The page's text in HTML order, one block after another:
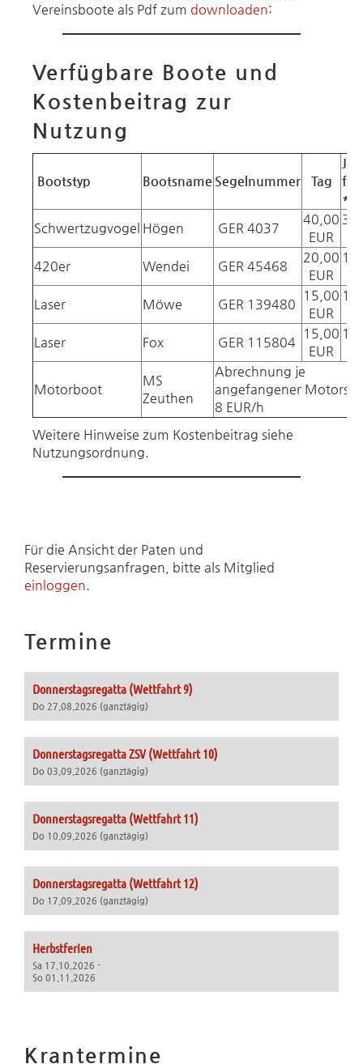
Vereinsboote als Pdf zum downloaden:
Verfügbare Boote und
Kostenbeitrag zur
Nutzung
Bootstyp Bootsname Segelnummer Tag
*)
Schwertzugvogel Högen GER 4037
40,00
EUR
420er
Wendei GER 45468
20,00
EUR
Laser
Möwe GER 139480
15,00
EUR
Laser
Fox GER 115804
15,00
EUR
Motorboot
MS
Zeuthen
Abrechnung je
angefangener
8 EUR/h
Weitere Hinweise zum Kostenbeitrag siehe
Nutzungsordnung.
Für die Ansicht der Paten und
Reservierungsanfragen, bitte als Mitglied
einloggen.
Termine
Donnerstagsregatta (Wettfahrt 9)
Do 27.08.2026 (ganztägig)
Donnerstagsregatta ZSV (Wettfahrt 10)
Do 03.09.2026 (ganztägig)
Donnerstagsregatta (Wettfahrt 11)
Do 10.09.2026 (ganztägig)
Donnerstagsregatta (Wettfahrt 12)
Do 17.09.2026 (ganztägig)
Herbstferien
Sa 17.10.2026 -
So 01.11.2026
Krantermine